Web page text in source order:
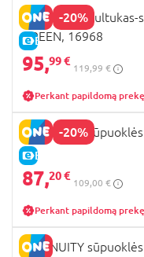
-20%
E-KAINA
INGENUITY gultukas-
GREEN, 16968
95,99 €
119,99 €
Perkant papildomą
-20%
E-KAINA
INGENUITY
87,20 €
109,00 €
Perkant papildomą
INGENUITY